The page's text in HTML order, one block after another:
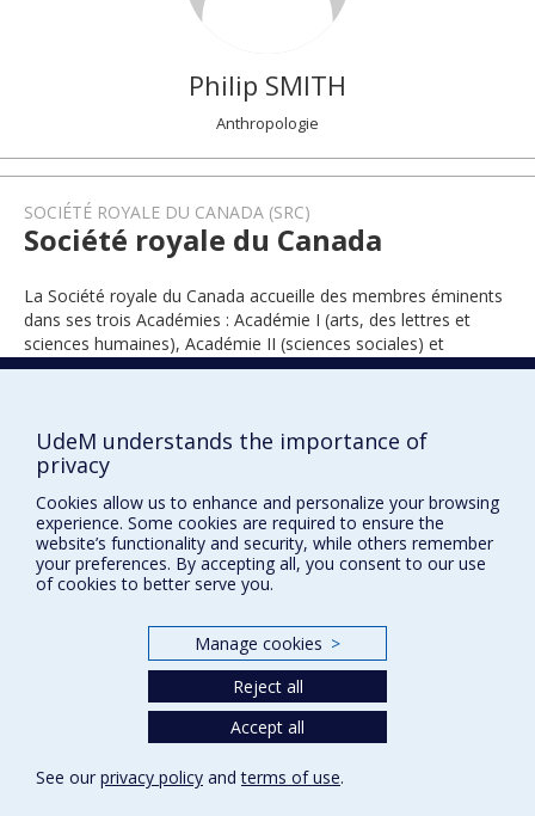
Philip SMITH
Anthropologie
SOCIÉTÉ ROYALE DU CANADA (SRC)
Société royale du Canada
La Société royale du Canada accueille des membres éminents
dans ses trois Académies : Académie I (arts, des lettres et
sciences humaines), Académie II (sciences sociales) et
Académie III (sciences).
Privacy
UdeM understands the importance of
privacy
Cookies allow us to enhance and personalize your browsing
experience. Some cookies are required to ensure the
website’s functionality and security, while others remember
your preferences. By accepting all, you consent to our use
of cookies to better serve you.
Manage cookies >
Reject all
Accept all
See our privacy policy andterms of use.